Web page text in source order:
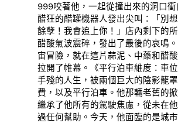
999咬著他，一起從撞出來的洞口衝
醋狂的醋罐機器人發出尖叫：「別
餘孽！我會追上你！」店內剩下的
醋酸氣波震碎，發出了最後的哀鳴
宙冒險，就在這片蒜泥、中藥和醋
拉開了帷幕。《平行泊車維度：車
手殘的人生，被兩個巨大的陰影籠
費，以及平行泊車。他那輛老舊的
繼承了他所有的駕駛焦慮，從未在
過任何幫助。今天，他面臨的是城